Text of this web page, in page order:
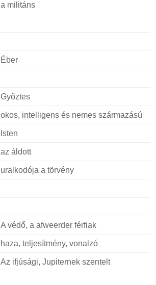
a militáns
Éber
Győztes
okos, intelligens és nemes származású
Isten
az áldott
uralkodója a törvény
A védő, a afweerder férfiak
haza, teljesítmény, vonalzó
Az ifjúsági, Jupiternek szentelt